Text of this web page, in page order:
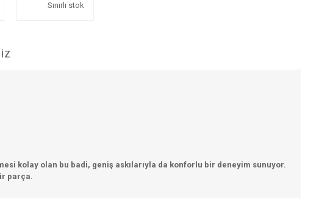
Sınırlı stok
kolay olan bu badi, geniş askılarıyla da konforlu bir deneyim sunuyor.
parça.